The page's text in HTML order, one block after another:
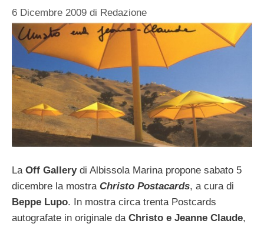
6 Dicembre 2009 di Redazione
La Off Gallerydi Albissola Marina propone sabato 5
dicembre la mostra Christo Postacards, a cura di
Beppe Lupo. In mostra circa trenta Postcards
autografate in originale da Christo e Jeanne Claude,